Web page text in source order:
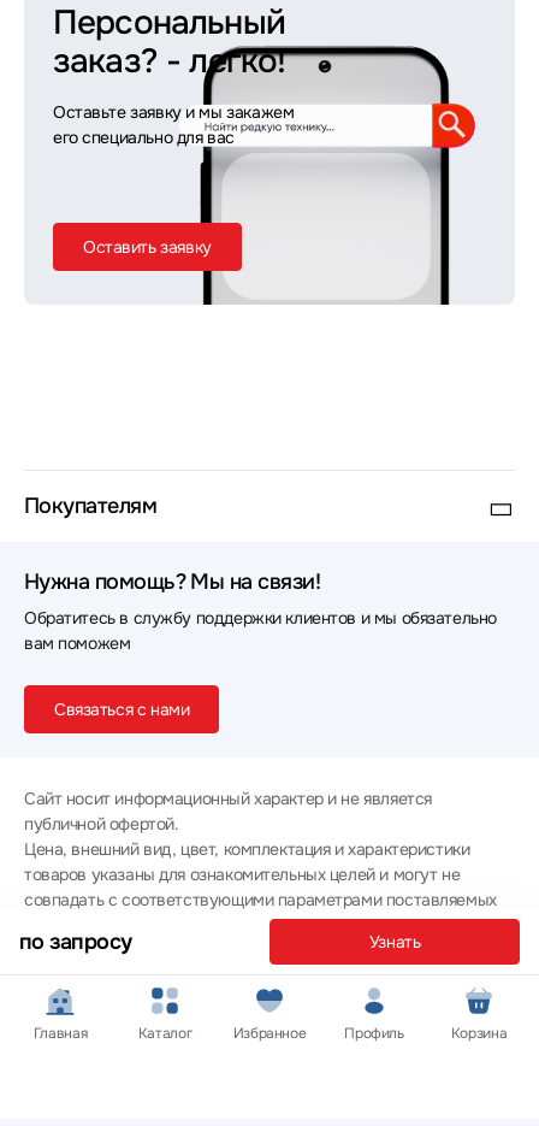
по запросу Узнать
Персональный
заказ? - легко!
Оставьте заявку и мы закажем
его специально для вас
Оставить заявку
Покупателям
Нужна помощь? Мы на связи!
Обратитесь в службу поддержки клиентов и мы обязательно
вам поможем
Связаться с нами
Сайт носит информационный характер и не является
публичной офертой.
Цена, внешний вид, цвет, комплектация и характеристики
товаров указаны для ознакомительных целей и могут не
совпадать с соответствующими параметрами поставляемых
товаров - уточняйте информацию у менеджера при
оформлении заказа.
Политика конфиденциальности
© 2012 — 2026 ООО «Эпл Тэк»
Главная Каталог Избранное Профиль Корзина